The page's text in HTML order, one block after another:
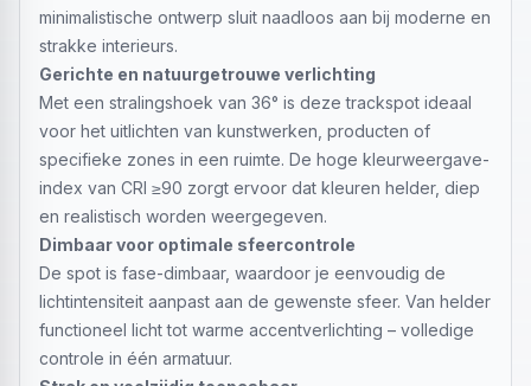
minimalistische ontwerp sluit naadloos aan bij moderne en
strakke interieurs.
Gerichte en natuurgetrouwe verlichting
Met een stralingshoek van 36° is deze trackspot ideaal
voor het uitlichten van kunstwerken, producten of
specifieke zones in een ruimte. De hoge kleurweergave-
index van CRI ≥90 zorgt ervoor dat kleuren helder, diep
en realistisch worden weergegeven.
Dimbaar voor optimale sfeercontrole
De spot is fase-dimbaar, waardoor je eenvoudig de
lichtintensiteit aanpast aan de gewenste sfeer. Van helder
functioneel licht tot warme accentverlichting – volledige
controle in één armatuur.